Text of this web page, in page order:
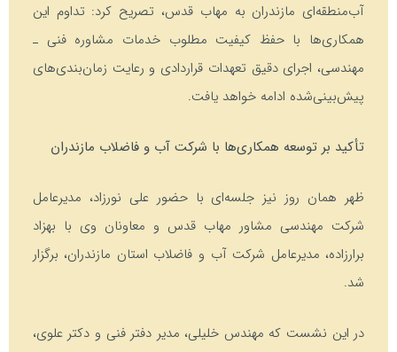
آب‌منطقه‌ای مازندران به مهاب قدس، تصریح کرد: تداوم این
همکاری‌ها با حفظ کیفیت مطلوب خدمات مشاوره فنی ـ
مهندسی، اجرای دقیق تعهدات قراردادی و رعایت زمان‌بندی‌های
پیش‌بینی‌شده ادامه خواهد یافت.
تأکید بر توسعه همکاری‌ها با شرکت آب و فاضلاب مازندران
ظهر همان روز نیز جلسه‌ای با حضور علی نورزاد، مدیرعامل
شرکت مهندسی مشاور مهاب قدس و معاونان وی با بهزاد
برارزاده، مدیرعامل شرکت آب و فاضلاب استان مازندران، برگزار
شد.
در این نشست که مهندس خلیلی، مدیر دفتر فنی و دکتر علوی،